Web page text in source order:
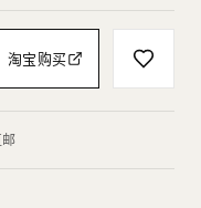
淘宝购买